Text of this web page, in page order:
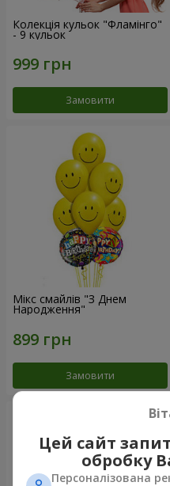
Колекція кульок "Фламінго"
- 9 кульок
Замовити
Мікс смайлів "З Днем
Народження"
Замовити
Цей сайт
обробку
Персоналізована